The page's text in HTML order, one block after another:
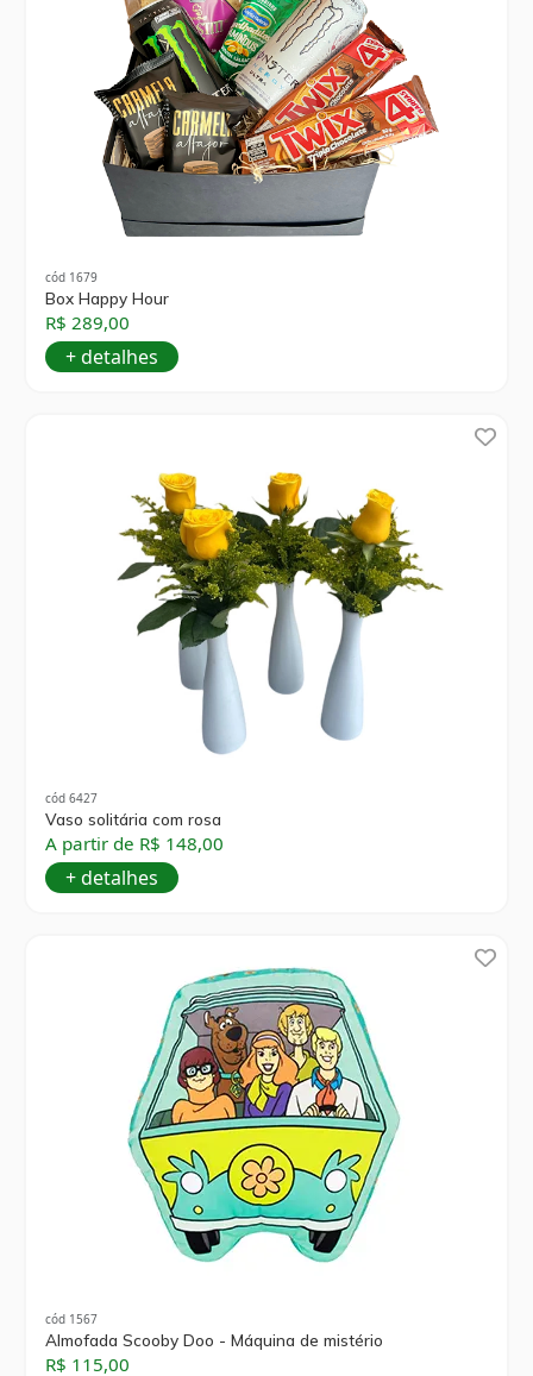
cód 1679
Box Happy Hour
R$ 289,00
+ detalhes
cód 6427
Vaso solitária com rosa
A partir de R$ 148,00
+ detalhes
cód 1567
Almofada Scooby Doo - Máquina de mistério
R$ 115,00